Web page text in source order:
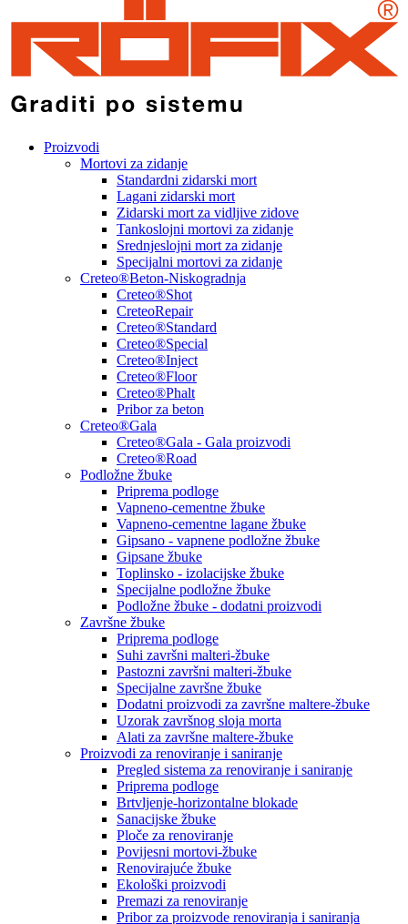
Proizvodi
Mortovi za zidanje
Standardni zidarski mort
Lagani zidarski mort
Zidarski mort za vidljive zidove
Tankoslojni mortovi za zidanje
Srednjeslojni mort za zidanje
Specijalni mortovi za zidanje
Creteo®Beton-Niskogradnja
Creteo®Shot
CreteoRepair
Creteo®Standard
Creteo®Special
Creteo®Inject
Creteo®Floor
Creteo®Phalt
Pribor za beton
Creteo®Gala
Creteo®Gala - Gala proizvodi
Creteo®Road
Podložne žbuke
Priprema podloge
Vapneno-cementne žbuke
Vapneno-cementne lagane žbuke
Gipsano - vapnene podložne žbuke
Gipsane žbuke
Toplinsko - izolacijske žbuke
Specijalne podložne žbuke
Podložne žbuke - dodatni proizvodi
Završne žbuke
Priprema podloge
Suhi završni malteri-žbuke
Pastozni završni malteri-žbuke
Specijalne završne žbuke
Dodatni proizvodi za završne maltere-žbuke
Uzorak završnog sloja morta
Alati za završne maltere-žbuke
Proizvodi za renoviranje i saniranje
Pregled sistema za renoviranje i saniranje
Priprema podloge
Brtvljenje-horizontalne blokade
Sanacijske žbuke
Ploče za renoviranje
Povijesni mortovi-žbuke
Renovirajuće žbuke
Ekološki proizvodi
Premazi za renoviranje
Pribor za proizvode renoviranja i saniranja